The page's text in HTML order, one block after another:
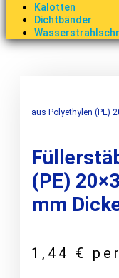
Kalotten
Dichtbänder
aus Polyethylen (PE)
(PE)
mm
1,44 €